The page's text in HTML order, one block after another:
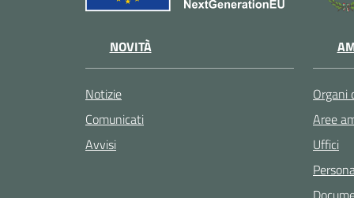
NOVITÀ
Notizie
Comunicati
Avvisi
Organi
Aree
Uffici